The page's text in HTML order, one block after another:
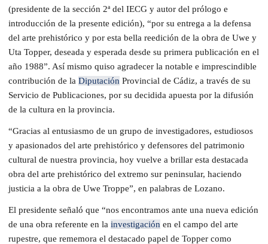
(presidente de la sección 2ª del IECG y autor del prólogo e
introducción de la presente edición), “por su entrega a la defensa
del arte prehistórico y por esta bella reedición de la obra de Uwe y
Uta Topper, deseada y esperada desde su primera publicación en el
año 1988”. Así mismo quiso agradecer la notable e imprescindible
contribución de la Diputación Provincial de Cádiz, a través de su
Servicio de Publicaciones, por su decidida apuesta por la difusión
de la cultura en la provincia.
“Gracias al entusiasmo de un grupo de investigadores, estudiosos
y apasionados del arte prehistórico y defensores del patrimonio
cultural de nuestra provincia, hoy vuelve a brillar esta destacada
obra del arte prehistórico del extremo sur peninsular, haciendo
justicia a la obra de Uwe Troppe”, en palabras de Lozano.
El presidente señaló que “nos encontramos ante una nueva edición
de una obra referente en la investigación en el campo del arte
rupestre, que rememora el destacado papel de Topper como